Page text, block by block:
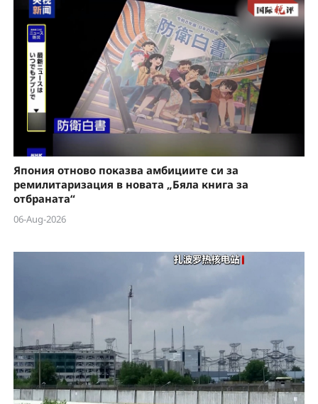
Япония отново показва амбициите си за
ремилитаризация в новата „Бяла книга за
отбраната“
06-Aug-2026